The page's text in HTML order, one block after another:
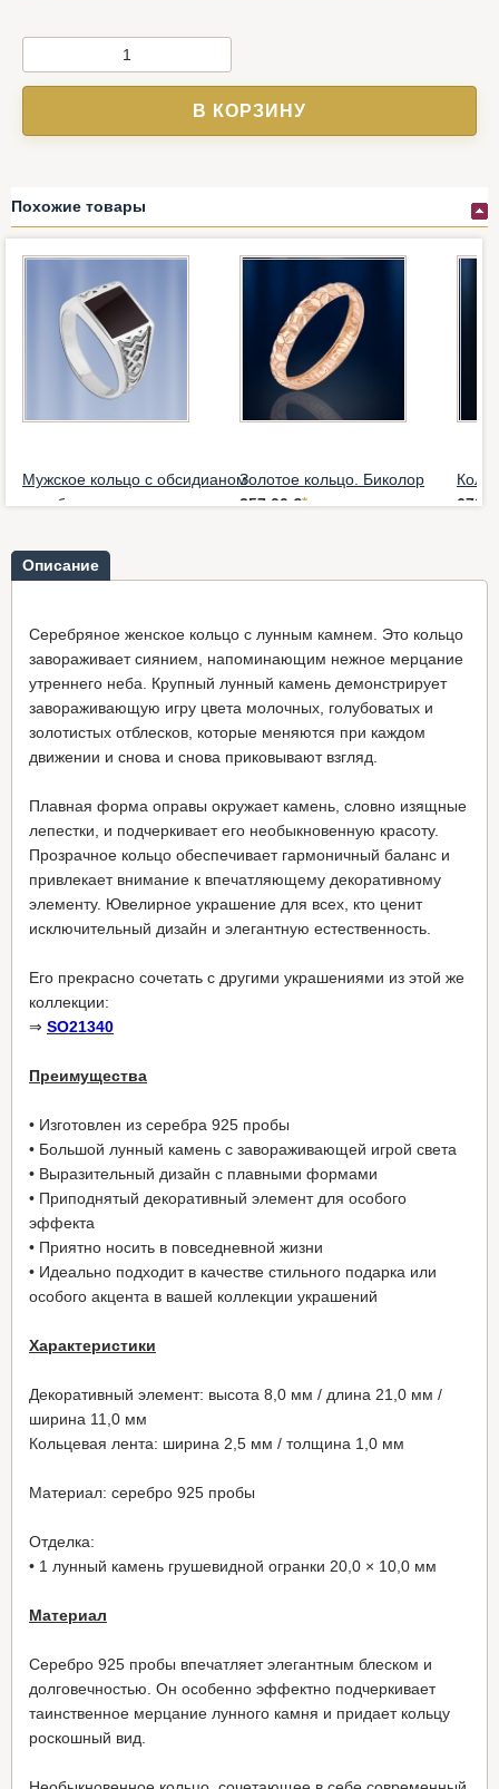
В КОРЗИНУ
Похожие товары
Мужское кольцо с обсидианом
серебро
Золотое кольцо. Биколор
357,00 €*
Описание
Серебряное женское кольцо с лунным камнем. Это кольцо
завораживает сиянием, напоминающим нежное мерцание
утреннего неба. Крупный лунный камень демонстрирует
завораживающую игру цвета молочных, голубоватых и
золотистых отблесков, которые меняются при каждом
движении и снова и снова приковывают взгляд.
Плавная форма оправы окружает камень, словно изящные
лепестки, и подчеркивает его необыкновенную красоту.
Прозрачное кольцо обеспечивает гармоничный баланс и
привлекает внимание к впечатляющему декоративному
элементу. Ювелирное украшение для всех, кто ценит
исключительный дизайн и элегантную естественность.
Его прекрасно сочетать с другими украшениями из этой же
коллекции:
⇒ SO21340
Преимущества
• Изготовлен из серебра 925 пробы
• Большой лунный камень с завораживающей игрой света
• Выразительный дизайн с плавными формами
• Приподнятый декоративный элемент для особого
эффекта
• Приятно носить в повседневной жизни
• Идеально подходит в качестве стильного подарка или
особого акцента в вашей коллекции украшений
Характеристики
Декоративный элемент: высота 8,0 мм / длина 21,0 мм /
ширина 11,0 мм
Кольцевая лента: ширина 2,5 мм / толщина 1,0 мм
Материал: серебро 925 пробы
Отделка:
• 1 лунный камень грушевидной огранки 20,0 × 10,0 мм
Материал
Серебро 925 пробы впечатляет элегантным блеском и
долговечностью. Он особенно эффектно подчеркивает
таинственное мерцание лунного камня и придает кольцу
роскошный вид.